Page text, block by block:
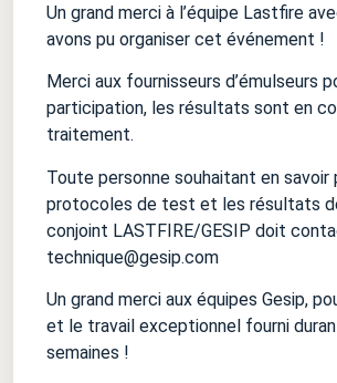
Un grand merci à l’équipe Lastfire
avons pu organiser cet événement !
Merci aux fournisseurs d’émulseurs
participation, les résultats sont en
traitement.
Toute personne souhaitant en savoir
protocoles de test et les résultats
conjoint LASTFIRE/GESIP doit
technique@gesip.com
Un grand merci aux équipes Gesip,
et le travail exceptionnel fourni
semaines !